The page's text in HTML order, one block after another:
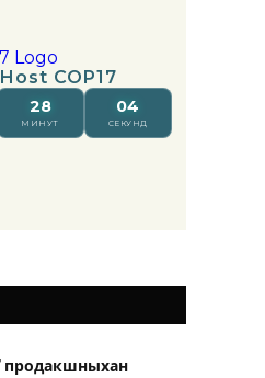
продакшныхан